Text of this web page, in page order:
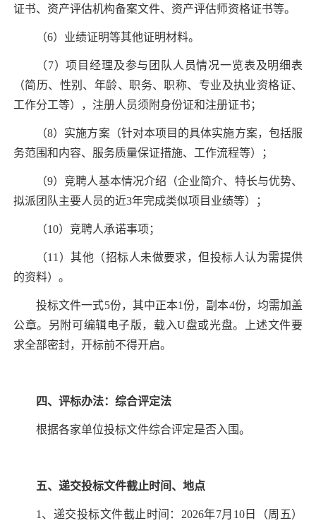
证书、资产评估机构备案文件、资产评估师资格证书等。
（6）业绩证明等其他证明材料。
（7）项目经理及参与团队人员情况一览表及明细表
（简历、性别、年龄、职务、职称、专业及执业资格证、
工作分工等），注册人员须附身份证和注册证书；
（8）实施方案（针对本项目的具体实施方案，包括服
务范围和内容、服务质量保证措施、工作流程等）；
（9）竞聘人基本情况介绍（企业简介、特长与优势、
拟派团队主要人员的近3年完成类似项目业绩等）；
（10）竞聘人承诺事项；
（11 ）其他（招标人未做要求，但投标人认为需提供
的资料）。
投标文件一式5份，其中正本1份，副本4份，均需加盖
公章。另附可编辑电子版，载入U盘或光盘。上述文件要
求全部密封，开标前不得开启。
四、评标办法：综合评定法
根据各家单位投标文件综合评定是否入围。
五、递交投标文件截止时间、地点
1 、递交投标文件截止时间： 2026年7月 10日（周五）